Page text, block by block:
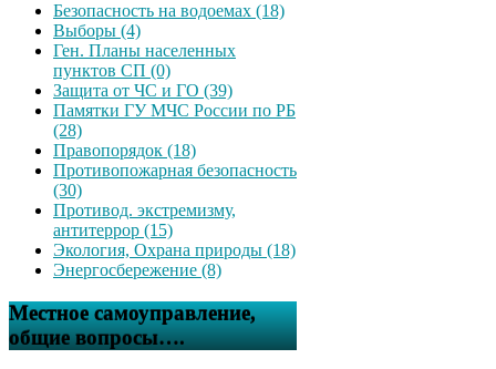
Безопасность на водоемах (18)
Выборы (4)
Ген. Планы населенных
пунктов СП (0)
Защита от ЧС и ГО (39)
Памятки ГУ МЧС России по РБ
(28)
Правопорядок (18)
Противопожарная безопасность
(30)
Противод. экстремизму,
антитеррор (15)
Экология, Охрана природы (18)
Энергосбережение (8)
Местное самоуправление,
общие вопросы….